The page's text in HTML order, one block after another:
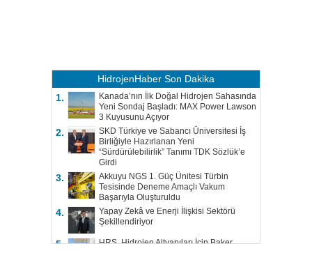
HidrojenHaber Son Dakika
1.
Kanada’nın İlk Doğal Hidrojen Sahasında
Yeni Sondaj Başladı: MAX Power Lawson
3 Kuyusunu Açıyor
2.
SKD Türkiye ve Sabancı Üniversitesi İş
Birliğiyle Hazırlanan Yeni
“Sürdürülebilirlik” Tanımı TDK Sözlük’e
Girdi
3.
Akkuyu NGS 1. Güç Ünitesi Türbin
Tesisinde Deneme Amaçlı Vakum
Başarıyla Oluşturuldu
4.
Yapay Zekâ ve Enerji İlişkisi Sektörü
Şekillendiriyor
5.
HRS, Hidrojen Altyapıları İçin Baker